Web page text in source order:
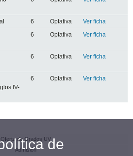
6 Optativa
Ver ficha
6 Optativa Ver ficha
6 Optativa Ver ficha
IV-
6 Optativa Ver ficha
Oferta de Grados UV
Admisión
de